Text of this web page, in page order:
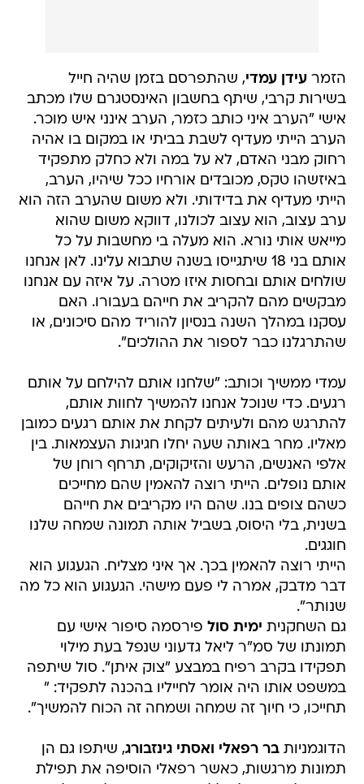
הזמרעידן עמדי, שהתפרסם בזמן שהיה חייל
בשירות קרבי, שיתף בחשבון האינסטגרם שלו מכתב
אישי "הערב איני כותב כזמר, הערב אינני איש מוכר.
הערב הייתי מעדיף לשבת בביתי או במקום בו אהיה
רחוק מבני האדם, לא על במה ולא כחלק מתפקיד
באיזשהו טקס, מכובדים אורחיו ככל שיהיו, הערב,
הייתי מעדיף את בדידותי. ולא משום שהערב הזה הוא
ערב עצוב, הוא עצוב לכולנו, דווקא משום שהוא
מייאש אותי נורא. הוא מעלה בי מחשבות על כל
אותם בני 18 שיתגייסו בשנה שתבוא עלינו. לאן אנחנו
שולחים אותם ובחסות איזו מטרה. על איזה עם אנחנו
מבקשים מהם להקריב את חייהם בעבורו. האם
עסקנו במהלך השנה בנסיון להוריד מהם סיכונים, או
שהתרגלנו כבר לספור את ההולכים".
עמדי ממשיך וכותב: "שלחנו אותם להילחם על אותם
רגעים. כדי שנוכל אנחנו להמשיך לחוות אותם,
להתרגש מהם ולעיתים לקחת את אותם רגעים כמובן
מאליו. מחר באותה שעה יחלו חגיגות העצמאות. בין
אלפי האנשים, הרעש והזיקוקים, תרחף רוחן של
אותם נופלים. הייתי רוצה להאמין שהם מחייכים
כשהם צופים בנו. שהם היו מקריבים את חייהם
בשנית, בלי היסוס, בשביל אותה תמונה שמחה שלנו
חוגגים.
הייתי רוצה להאמין בכך. אך איני מצליח. הגעגוע הוא
דבר מדבק, אמרה לי פעם מישהי. הגעגוע הוא כל מה
שנותר".
גם השחקנית ימית סול פירסמה סיפור אישי עם
תמונתו של סמ"ר ליאל גדעוני שנפל בעת מילוי
תפקידו בקרב רפיח במבצע "צוק איתן". סול שיתפה
במשפט אותו היה אומר לחייליו בהכנה לתפקיד: "
תחייכו, כי חיוך זה שמחה ושמחה זה הכוח להמשיך".
הדוגמניותבר רפאלי ואסתי גינזבורג, שיתפו גם הן
תמונות מרגשות, כאשר רפאלי הוסיפה את תפילת